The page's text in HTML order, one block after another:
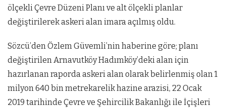
ölçekli Çevre Düzeni Planı ve alt ölçekli planlar
değiştirilerek askeri alan imara açılmış oldu.
Sözcü’den Özlem Güvemli’nin haberine göre; planı
değiştirilen Arnavutköy Hadımköy’deki alan için
hazırlanan raporda askeri alan olarak belirlenmiş olan 1
milyon 640 bin metrekarelik hazine arazisi, 22 Ocak
2019 tarihinde Çevre ve Şehircilik Bakanlığı ile İçişleri